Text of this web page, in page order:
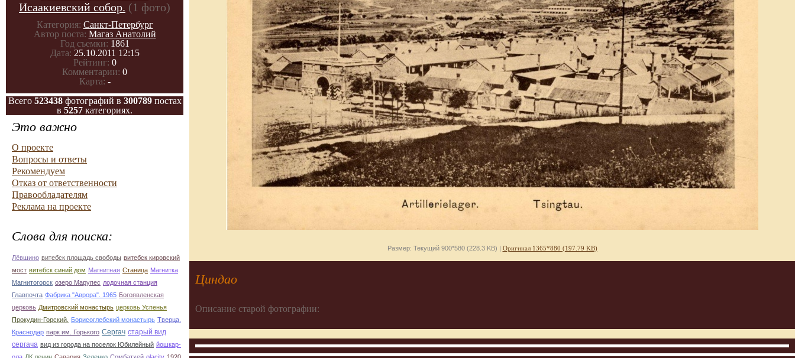
Исаакиевский собор. (1 фото)
Категория: Санкт-Петербург
Автор поста: Магаз Анатолий
Год съемки: 1861
Дата: 25.10.2011 12:15
Рейтинг: 0
Комментарии: 0
Карта: -
Всего 523438фотографий в 300789постах
в 5257 категориях.
Это важно
О проекте
Вопросы и ответы
Рекомендуем
Отказ от ответственности
Правообладателям
Реклама на проекте
Слова для поиска:
Лёвшино витебск площадь свободы витебск кировский
мост витебск синий дом Магнитная Станица Магнитка
Магнитогорск озеро Марупес лодочная станция
Главпочта Фабрика "Аврора". 1965 Богоявленская
церковь Дмитровский монастырь церковь Успенья
Прокудин-Горский.
Борисоглебский монастырь Тверца.
Краснодар парк им. Горького Сергач старый вид
сергача вид из города на поселок Юбилейный йошкар-
Размер: Текущий 900*580 (228.3 KB) | Оригинал 1365*880 (197.79 KB)
Циндао
Описание старой фотографии:
907
12